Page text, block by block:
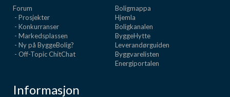
Forum
- Prosjekter
- Konkurranser
- Markedsplassen
- Ny på ByggeBolig?
- Off-Topic ChitChat
Boligmappa
Hjemla
Boligkanalen
ByggeHytte
Leverandørguiden
Byggvarelisten
Energiportalen
Informasjon